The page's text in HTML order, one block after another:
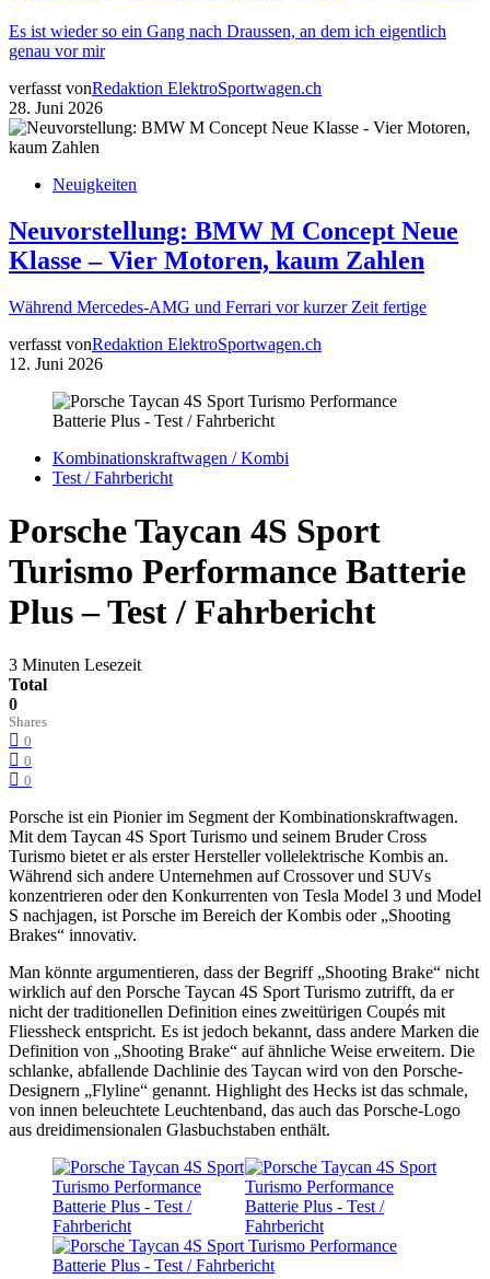
Es ist wieder so ein Gang nach Draussen, an dem ich eigentlich
genau vor mir
verfasst vonRedaktion ElektroSportwagen.ch
28. Juni 2026
Neuigkeiten
Neuvorstellung: BMW M Concept Neue
Klasse – Vier Motoren, kaum Zahlen
Während Mercedes-AMG und Ferrari vor kurzer Zeit fertige
verfasst vonRedaktion ElektroSportwagen.ch
12. Juni 2026
Kombinationskraftwagen / Kombi
Test / Fahrbericht
Porsche Taycan 4S Sport
Turismo Performance Batterie
Plus – Test / Fahrbericht
3 Minuten Lesezeit
Total
0
Shares
0
0
0
Porsche ist ein Pionier im Segment der Kombinationskraftwagen.
Mit dem Taycan 4S Sport Turismo und seinem Bruder Cross
Turismo bietet er als erster Hersteller vollelektrische Kombis an.
Während sich andere Unternehmen auf Crossover und SUVs
konzentrieren oder den Konkurrenten von Tesla Model 3 und Model
S nachjagen, ist Porsche im Bereich der Kombis oder „Shooting
Brakes“ innovativ.
Man könnte argumentieren, dass der Begriff „Shooting Brake“ nicht
wirklich auf den Porsche Taycan 4S Sport Turismo zutrifft, da er
nicht der traditionellen Definition eines zweitürigen Coupés mit
Fliessheck entspricht. Es ist jedoch bekannt, dass andere Marken die
Definition von „Shooting Brake“ auf ähnliche Weise erweitern. Die
schlanke, abfallende Dachlinie des Taycan wird von den Porsche-
Designern „Flyline“ genannt. Highlight des Hecks ist das schmale,
von innen beleuchtete Leuchtenband, das auch das Porsche-Logo
aus dreidimensionalen Glasbuchstaben enthält.